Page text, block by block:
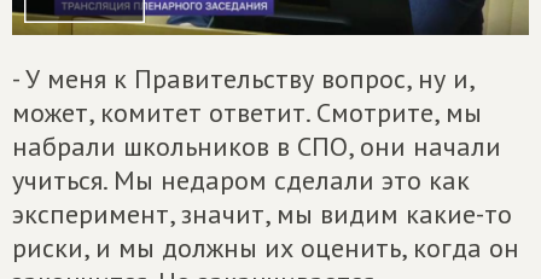
- У меня к Правительству вопрос, ну и,
может, комитет ответит. Смотрите, мы
набрали школьников в СПО, они начали
учиться. Мы недаром сделали это как
эксперимент, значит, мы видим какие-то
риски, и мы должны их оценить, когда он